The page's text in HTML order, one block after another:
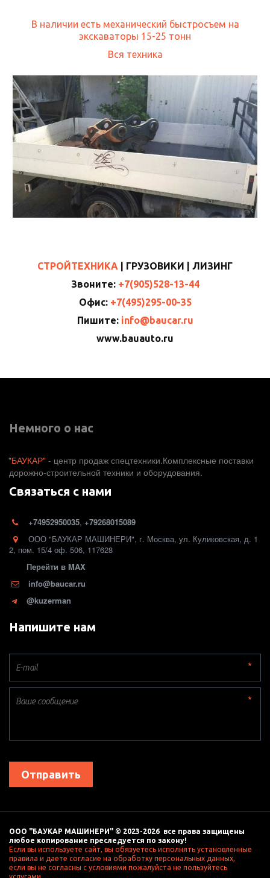
В наличии есть механический быстросъем на
экскаваторы 15-25 тонн
Вся техника
СТРОЙТЕХНИКА ГРУЗОВИКИ | ЛИЗИНГ
Звоните: +7(905)528-13-44
Офис: +7(495)295-00-35
Пишите: info@baucar.ru
www.bauauto.ru
Немного о нас
"БАУКАР" - центр продаж спецтехники.Комплексные поставки
дорожно-строительной техники и оборудования.
Связаться с нами
+74952950035, +79268015089
ООО "БАУКАР МАШИНЕРИ", г. Москва, ул. Куликовская, д. 1
2, пом. 15/4 оф. 506, 117628
Перейти в MAX
info@baucar.ru
@kuzerman
Напишите нам
*
*
Отправить
ООО "БАУКАР МАШИНЕРИ" © 2023-2026  все права защищены
любое копирование преследуется по закону!
Если вы используете сайт, вы обязуетесь исполнять установленные
правила и даете согласие на обработку персональных данных,
если вы не согласны с условиями пожалуйста не пользуйтесь